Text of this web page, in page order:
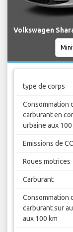
Volkswagen
type de corps
Consommation
carburant en
urbaine aux 100
Emissions de
Roues motrices
Carburant
Consommation
carburant sur
aux 100 km